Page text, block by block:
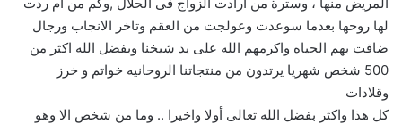
لها روحها بعدما سوعدت وعولجت من العقم وتاخر الانجاب ورجال
ضاقت بهم الحياه واكرمهم الله على يد شيخنا وبفضل الله اكثر من
500 شخص شهريا يرتدون من منتجاتنا الروحانيه خواتم و خرز
وقلادات
كل هذا واكثر بفضل الله تعالى أولا واخيرا .. وما من شخص الا وهو